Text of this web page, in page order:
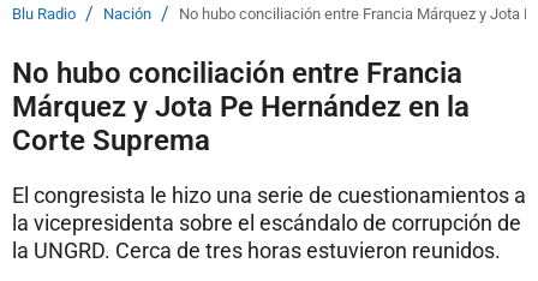
Blu Radio / Nación / No hubo conciliación entre Francia Márquez y Jota
No hubo conciliación entre Francia
Márquez y Jota Pe Hernández en la
Corte Suprema
El congresista le hizo una serie de cuestionamientos a
la vicepresidenta sobre el escándalo de corrupción de
la UNGRD. Cerca de tres horas estuvieron reunidos.